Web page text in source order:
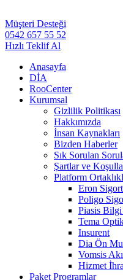
Müşteri Desteği
0542 657 55 52
Hızlı Teklif Al
Anasayfa
DİA
RooCenter
Kurumsal
Gizlilik Politikası
Hakkımızda
İnsan Kaynakları
Bizden Haberler
Sık Sorulan
Şartlar ve
Platform
Eron
Poligo
Piasis
Tema
Insurent
Dia Ön
Vomsis
Hizmet
Paket Programlar